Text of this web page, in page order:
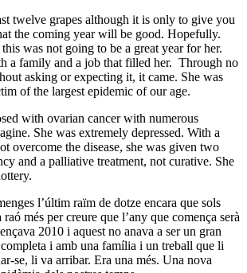
twelve grapes although it is only to give you
the coming year will be good. Hopefully.
was not going to be a great year for her.
a family and a job that filled her. Through no
asking or expecting it, it came. She was
of the largest epidemic of our age.
with ovarian cancer with numerous
She was extremely depressed. With a
overcome the disease, she was given two
and a palliative treatment, not curative. She
l’últim raïm de dotze encara que sols
més per creure que l’any que comença serà
2010 i aquest no anava a ser un gran
i amb una família i un treball que li
se, li va arribar. Era una més. Una nova